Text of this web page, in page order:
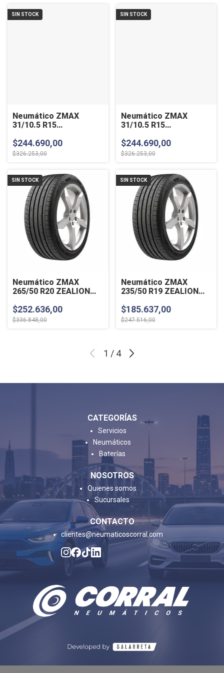
SIN STOCK
Neumático ZMAX
31/10.5 R15
$244.690,00
$326.253,00
SIN STOCK
Neumático ZMAX
31/10.5 R15
$244.690,00
$326.253,00
SIN STOCK
Neumático ZMAX
265/50 R20 ZEALION
$252.636,00
$336.848,00
SIN STOCK
Neumático ZMAX
235/50 R19 ZEALION
$185.637,00
$247.516,00
1 / 4
CATEGORÍAS
Servicios
Neumáticos
Baterías
NOSOTROS
Quienes somos
Sucursales
CONTACTO
clientes@neumaticoscorral.com